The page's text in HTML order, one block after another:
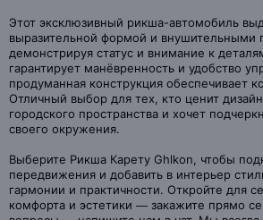
Этот эксклюзивный рикша-автомобиль
выразительной формой и внушительными
демонстрируя статус и внимание к
гарантирует манёвренность и удобство
продуманная конструкция обеспечивает
Отличный выбор для тех, кто ценит
городского пространства и хочет
своего окружения.
Выберите Рикша Карету Ghlkon, чтобы
передвижения и добавить в интерьер
гармонии и практичности. Откройте для
комфорта и эстетики — закажите прямо